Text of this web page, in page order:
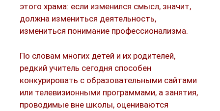
этого храма: если изменился смысл, значит,
должна измениться деятельность,
измениться понимание профессионализма.
По словам многих детей и их родителей,
редкий учитель сегодня способен
конкурировать с образовательными сайтами
или телевизионными программами, а занятия,
проводимые вне школы, оцениваются